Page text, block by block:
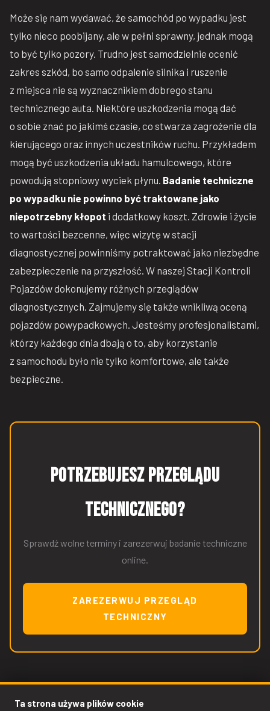
Może się nam wydawać, że samochód po wypadku jest
tylko nieco poobijany, ale w pełni sprawny, jednak mogą
to być tylko pozory. Trudno jest samodzielnie ocenić
zakres szkód, bo samo odpalenie silnika i ruszenie
z miejsca nie są wyznacznikiem dobrego stanu
technicznego auta. Niektóre uszkodzenia mogą dać
o sobie znać po jakimś czasie, co stwarza zagrożenie dla
kierującego oraz innych uczestników ruchu. Przykładem
mogą być uszkodzenia układu hamulcowego, które
powodują stopniowy wyciek płynu. Badanie techniczne
po wypadku nie powinno być traktowane jako
niepotrzebny kłopot i dodatkowy koszt. Zdrowie i życie
to wartości bezcenne, więc wizytę w stacji
diagnostycznej powinniśmy potraktować jako niezbędne
zabezpieczenie na przyszłość. W naszej Stacji Kontroli
Pojazdów dokonujemy różnych przeglądów
diagnostycznych. Zajmujemy się także wnikliwą oceną
pojazdów powypadkowych. Jesteśmy profesjonalistami,
którzy każdego dnia dbają o to, aby korzystanie
z samochodu było nie tylko komfortowe, ale także
bezpieczne.
Potrzebujesz przeglądu
technicznego?
Sprawdź wolne terminy i zarezerwuj badanie techniczne
online.
ZAREZERWUJ PRZEGLĄD
TECHNICZNY
Ta strona używa plików cookie